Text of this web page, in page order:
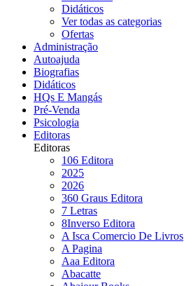
RELIGIÃO|
|PRÉ-
VENDA
SAÚDE
FITNESS
ESTÉTICA
SOCIOLOGIA
Didáticos
Ver todas as categorias
Ofertas
Administração
Autoajuda
Biografias
Didáticos
HQs E Mangás
Pré-Venda
Psicologia
Editoras
Editoras
106 Editora
2025
2026
360 Graus Editora
7 Letras
8Inverso Editora
A Isca Comercio De Livros
A Pagina
Aaa Editora
Abacatte